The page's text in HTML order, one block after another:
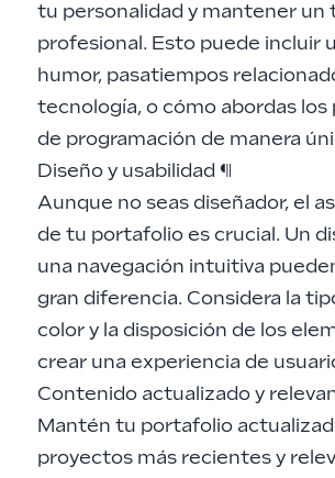
tu personalidad y mantener un
profesional. Esto puede incluir
humor, pasatiempos
tecnología, o cómo abordas los
de programación de manera
Diseño y usabilidad ¶
Aunque no seas diseñador, el
de tu portafolio es crucial. Un
una navegación intuitiva
gran diferencia. Considera la
color y la disposición de los
crear una experiencia de
Contenido actualizado y
Mantén tu portafolio
proyectos más recientes y